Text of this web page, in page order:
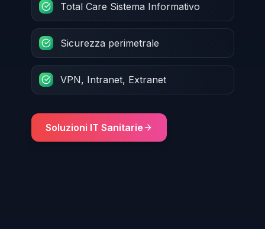
Total Care Sistema Informativo
Sicurezza perimetrale
VPN, Intranet, Extranet
Soluzioni IT Sanitarie